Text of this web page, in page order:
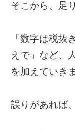
そこから、足
「数字は税抜
えで」など、
を加えていき
誤りがあれば